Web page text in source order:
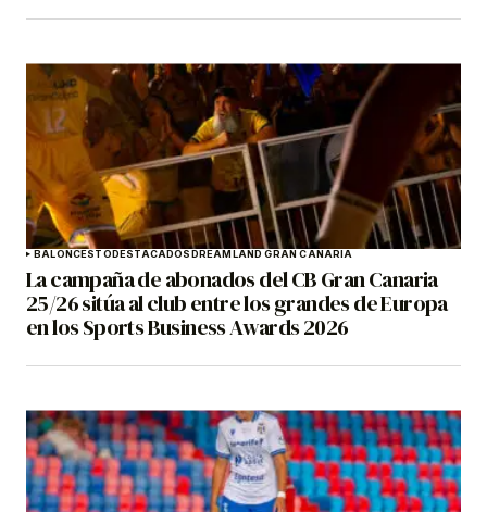
BALONCESTO DESTACADOS DREAMLAND GRAN CANARIA
La campaña de abonados del CB Gran Canaria
25/26 sitúa al club entre los grandes de Europa
en los Sports Business Awards 2026